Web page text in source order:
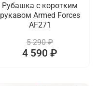
Рубашка с коротким
рукавом Armed Forces
AF271
5 290 ₽
4 590 ₽